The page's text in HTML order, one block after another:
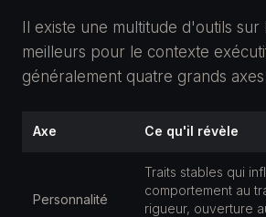
Il existe une multitude d'outils
meilleurs pour le contexte
généralement quatre grands axes
Axe Ce qu'il révèle
Personnalité
Traits stables qui
comportement au
rigueur, ouverture